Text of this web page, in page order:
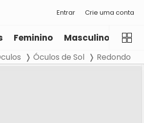
Entrar Crie uma conta
Feminino Masculino
Óculos de Sol Redondo